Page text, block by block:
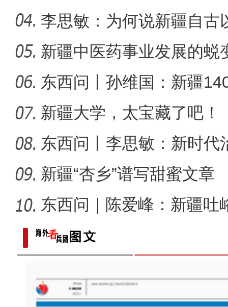
新疆4000亩沙漠盐
李思敏：为何说新疆自古
可分割
新疆中医药事业发展的蜕
东西问丨孙维国：新疆
了什么？
新疆大学，太宝藏了吧！
东西问丨李思敏：新时代
新疆“杏乡”谱写甜蜜文章
东西问｜陈爱峰：新疆吐
汇见证